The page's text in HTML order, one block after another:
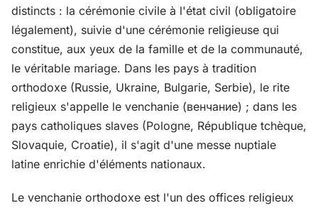
distincts : la cérémonie civile à l'état civil (obligatoire
légalement), suivie d'une cérémonie religieuse qui
constitue, aux yeux de la famille et de la communauté,
le véritable mariage. Dans les pays à tradition
orthodoxe (Russie, Ukraine, Bulgarie, Serbie), le rite
religieux s'appelle le venchanie (венчание) ; dans les
pays catholiques slaves (Pologne, République tchèque,
Slovaquie, Croatie), il s'agit d'une messe nuptiale
latine enrichie d'éléments nationaux.
Le venchanie orthodoxe est l'un des offices religieux